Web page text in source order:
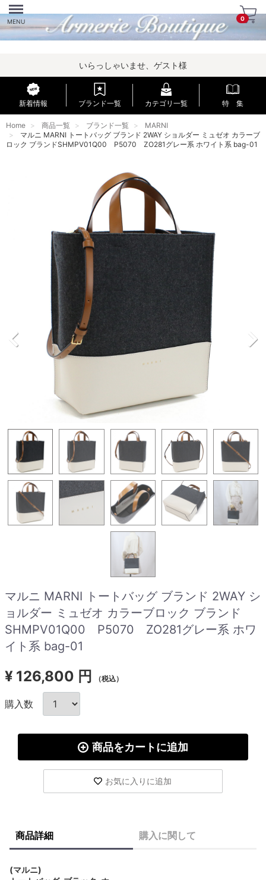
Menu
MENU 0
いらっしゃいませ、ゲスト様
新着情報 ブランド一覧 カテゴリ一覧 特 集
Home 商品一覧 ブランド一覧
MARNI
マルニ MARNI トートバッグ ブランド 2WAY ショルダー ミュゼオ カラーブ
ロック ブランドSHMPV01Q00 P5070 ZO281グレー系 ホワイト系 bag-01
マルニ MARNI トートバッグ ブランド 2WAY シ
ョルダー ミュゼオ カラーブロック ブランド
SHMPV01Q00 P5070 ZO281グレー系 ホワ
イト系 bag-01
¥ 126,800 円 （税込）
購入数
商品をカートに追加
お気に入りに追加
商品詳細 購入に関して
(マルニ)